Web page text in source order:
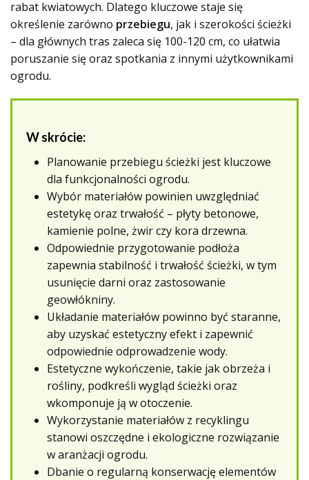
rabat kwiatowych. Dlatego kluczowe staje się
określenie zarówno przebiegu, jak i szerokości ścieżki
– dla głównych tras zaleca się 100-120 cm, co ułatwia
poruszanie się oraz spotkania z innymi użytkownikami
ogrodu.
W skrócie:
Planowanie przebiegu ścieżki jest kluczowe
dla funkcjonalności ogrodu.
Wybór materiałów powinien uwzględniać
estetykę oraz trwałość – płyty betonowe,
kamienie polne, żwir czy kora drzewna.
Odpowiednie przygotowanie podłoża
zapewnia stabilność i trwałość ścieżki, w tym
usunięcie darni oraz zastosowanie
geowłókniny.
Układanie materiałów powinno być staranne,
aby uzyskać estetyczny efekt i zapewnić
odpowiednie odprowadzenie wody.
Estetyczne wykończenie, takie jak obrzeża i
rośliny, podkreśli wygląd ścieżki oraz
wkomponuje ją w otoczenie.
Wykorzystanie materiałów z recyklingu
stanowi oszczędne i ekologiczne rozwiązanie
w aranżacji ogrodu.
Dbanie o regularną konserwację elementów